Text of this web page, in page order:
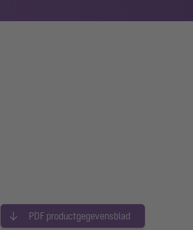
PDF productgegevensblad